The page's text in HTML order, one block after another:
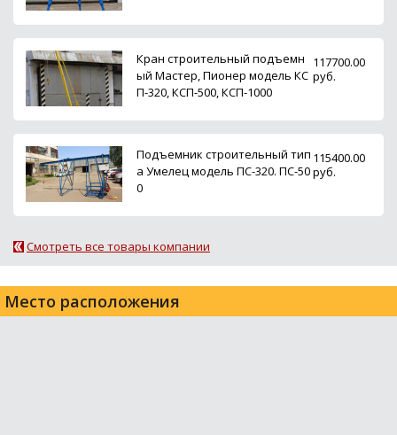
Кран строительный подъемн
ый Мастер, Пионер модель КС
П-320, КСП-500, КСП-1000
117700.00
руб.
Подъемник строительный тип
а Умелец модель ПС-320. ПС-50
0
115400.00
руб.
Смотреть все товары компании
Место расположения